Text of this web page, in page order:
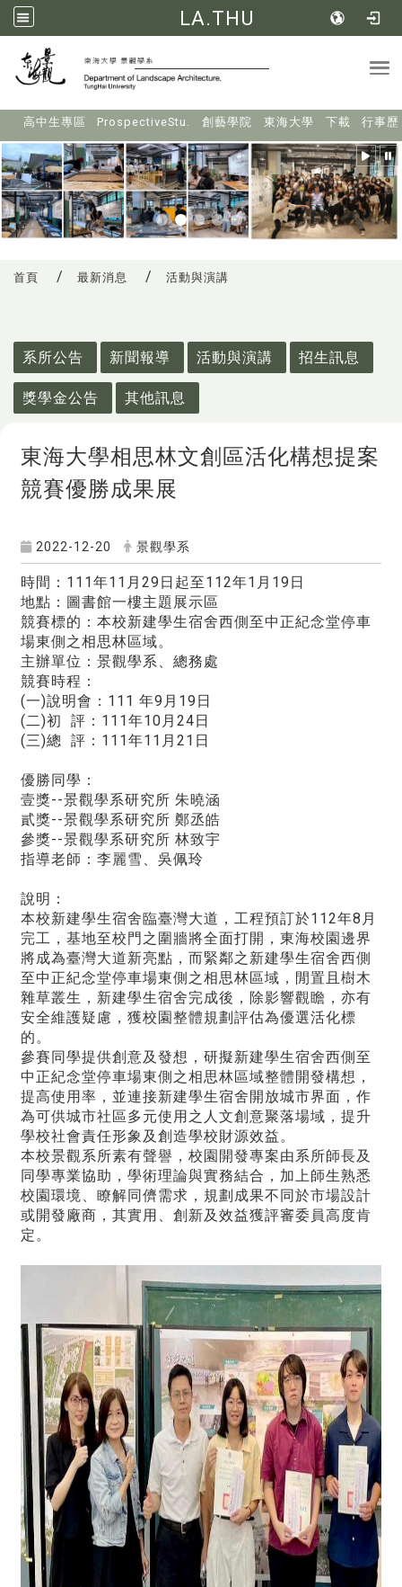
LA.THU
高中生專區 ProspectiveStu. 創藝學院 東海大學 下載 行事歷
首頁 最新消息 活動與演講
系所公告
新聞報導 活動與演講 招生訊息
獎學金公告 其他訊息
東海大學相思林文創區活化構想提案
競賽優勝成果展
2022-12-20 景觀學系
時間：111年11月29日起至112年1月19日
地點：圖書館一樓主題展示區
競賽標的：本校新建學生宿舍西側至中正紀念堂停車
場東側之相思林區域。
主辦單位：景觀學系、總務處
競賽時程：
(一)說明會：111 年9月19日
(二)初 評：111年10月24日
(三)總 評：111年11月21日
優勝同學：
壹獎--景觀學系研究所 朱曉涵
貳獎--景觀學系研究所 鄭丞皓
參獎--景觀學系研究所 林致宇
指導老師：李麗雪、吳佩玲
說明：
本校新建學生宿舍臨臺灣大道，工程預訂於112年8月
完工，基地至校門之圍牆將全面打開，東海校園邊界
將成為臺灣大道新亮點，而緊鄰之新建學生宿舍西側
至中正紀念堂停車場東側之相思林區域，閒置且樹木
雜草叢生，新建學生宿舍完成後，除影響觀瞻，亦有
安全維護疑慮，獲校園整體規劃評估為優選活化標
的。
參賽同學提供創意及發想，研擬新建學生宿舍西側至
中正紀念堂停車場東側之相思林區域整體開發構想，
提高使用率，並連接新建學生宿舍開放城市界面，作
為可供城市社區多元使用之人文創意聚落場域，提升
學校社會責任形象及創造學校財源效益。
本校景觀系所素有聲譽，校園開發專案由系所師長及
同學專業協助，學術理論與實務結合，加上師生熟悉
校園環境、瞭解同儕需求，規劃成果不同於市場設計
或開發廠商，其實用、創新及效益獲評審委員高度肯
定。